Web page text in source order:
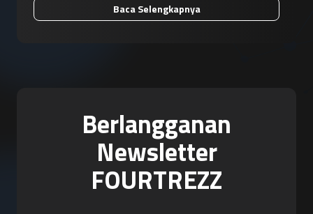
Baca Selengkapnya
Berlangganan
Newsletter
FOURTREZZ